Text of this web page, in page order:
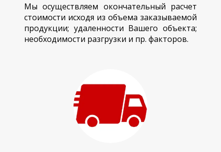
Мы осуществляем окончательный расчет
стоимости исходя из объема заказываемой
продукции; удаленности Вашего объекта;
необходимости разгрузки и пр. факторов.